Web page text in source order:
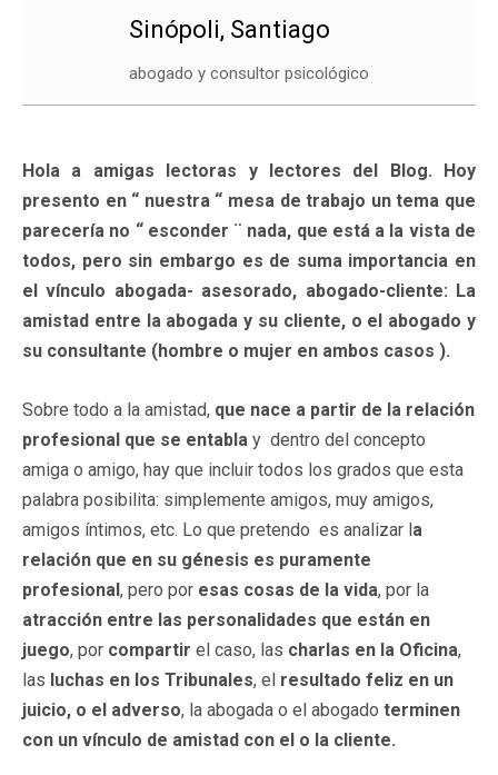
Sinópoli, Santiago
abogado y consultor psicológico
Hola a amigas lectoras y lectores del Blog. Hoy
presento en “ nuestra “ mesa de trabajo un tema que
parecería no “ esconder ¨ nada, que está a la vista de
todos, pero sin embargo es de suma importancia en
el vínculo abogada- asesorado, abogado-cliente: La
amistad entre la abogada y su cliente, o el abogado y
su consultante (hombre o mujer en ambos casos ).
Sobre todo a la amistad, que nace a partir de la relación
profesional que se entabla y dentro del concepto
amiga o amigo, hay que incluir todos los grados que esta
palabra posibilita: simplemente amigos, muy amigos,
amigos íntimos, etc. Lo que pretendo es analizar la
relación que en su génesis es puramente
profesional, pero por esas cosas de la vida, por la
atracción entre las personalidades que están en
juego, por compartir el caso, las charlas en la Oficina,
las luchas en los Tribunales, el resultado feliz en un
juicio, o el adverso, la abogada o el abogado terminen
con un vínculo de amistad con el o la cliente.